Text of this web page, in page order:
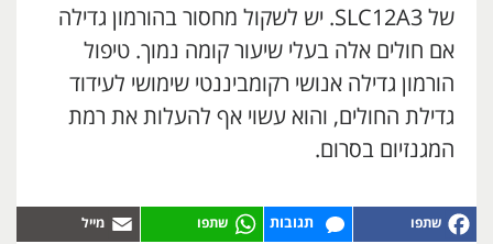
של SLC12A3. יש לשקול מחסור בהורמון גדילה
אם חולים אלה בעלי שיעור קומה נמוך. טיפול
הורמון גדילה אנושי רקומביננטי שימושי לעידוד
גדילת החולים, והוא עשוי אף להעלות את רמת
המגנזיום בסרום.
תגובות